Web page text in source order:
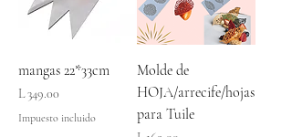
mangas 22*33cm
Precio
L 349.00
Impuesto incluido
Molde de
HOJA/arrecife/hojas
para Tuile